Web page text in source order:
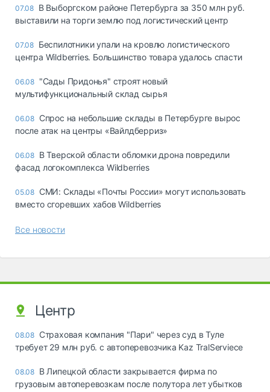
07.08 В Выборгском районе Петербурга за 350 млн руб.
выставили на торги землю под логистический центр
07.08 Беспилотники упали на кровлю логистического
центра Wildberries. Большинство товара удалось спасти
06.08 "Сады Придонья" строят новый
мультифункциональный склад сырья
06.08 Спрос на небольшие склады в Петербурге вырос
после атак на центры «Вайлдберриз»
06.08 В Тверской области обломки дрона повредили
фасад логокомплекса Wildberries
05.08 СМИ: Склады «Почты России» могут использовать
вместо сгоревших хабов Wildberries
Все новости
Центр
08.08 Страховая компания "Пари" через суд в Туле
требует 29 млн руб. с автоперевозчика Kaz TralServiece
08.08 В Липецкой области закрывается фирма по
грузовым автоперевозкам после полутора лет убытков